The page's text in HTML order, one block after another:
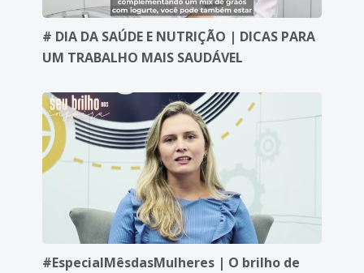
# DIA DA SAÚDE E NUTRIÇÃO | DICAS PARA
UM TRABALHO MAIS SAUDÁVEL
#EspecialMêsdasMulheres | O brilho de